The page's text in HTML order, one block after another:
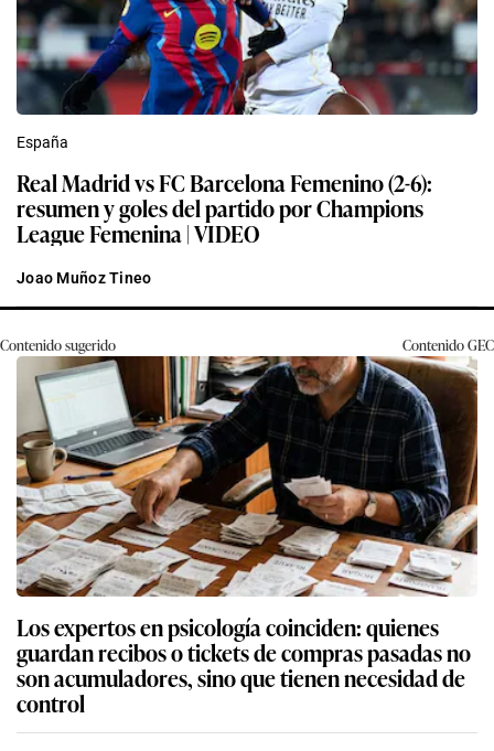
España
Real Madrid vs FC Barcelona Femenino (2-6):
resumen y goles del partido por Champions
League Femenina | VIDEO
Joao Muñoz Tineo
Contenido sugerido ContenidoGEC
Los expertos en psicología coinciden: quienes
guardan recibos o tickets de compras pasadas no
son acumuladores, sino que tienen necesidad de
control